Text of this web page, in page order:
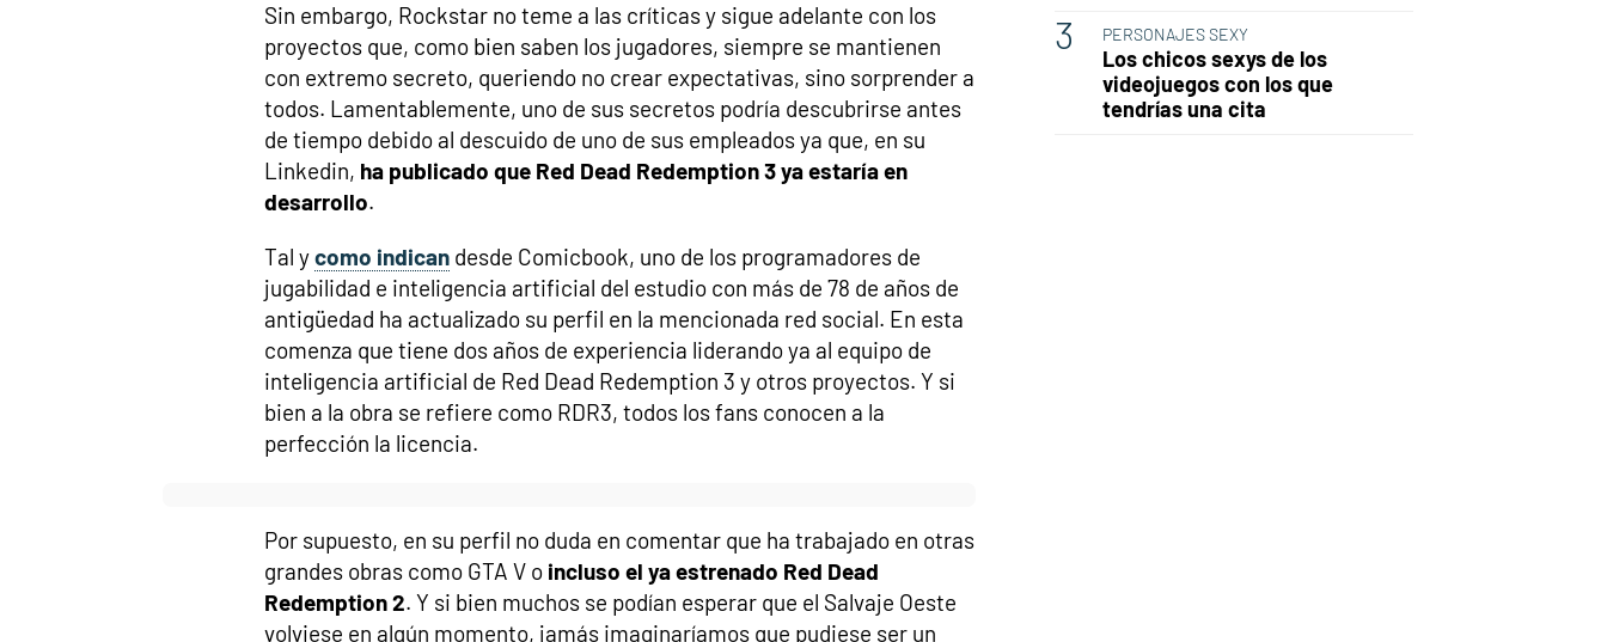
Sin embargo, Rockstar no teme a las críticas y sigue adelante con los
proyectos que, como bien saben los jugadores, siempre se mantienen
con extremo secreto, queriendo no crear expectativas, sino sorprender a
todos. Lamentablemente, uno de sus secretos podría descubrirse antes
de tiempo debido al descuido de uno de sus empleados ya que, en su
Linkedin, ha publicado que Red Dead Redemption 3 ya estaría en
desarrollo.
Tal ycomo indican desde Comicbook, uno de los programadores de
jugabilidad e inteligencia artificial del estudio con más de 78 de años de
antigüedad ha actualizado su perfil en la mencionada red social. En esta
comenza que tiene dos años de experiencia liderando ya al equipo de
inteligencia artificial de Red Dead Redemption 3 y otros proyectos. Y si
bien a la obra se refiere como RDR3, todos los fans conocen a la
perfección la licencia.
Por supuesto, en su perfil no duda en comentar que ha trabajado en otras
grandes obras como GTA V o incluso el ya estrenado Red Dead
Redemption 2. Y si bien muchos se podían esperar que el Salvaje Oeste
volviese en algún momento, jamás imaginaríamos que pudiese ser un
PERSONAJES SEXY
Los chicos sexys de los
videojuegos con los que
tendrías una cita